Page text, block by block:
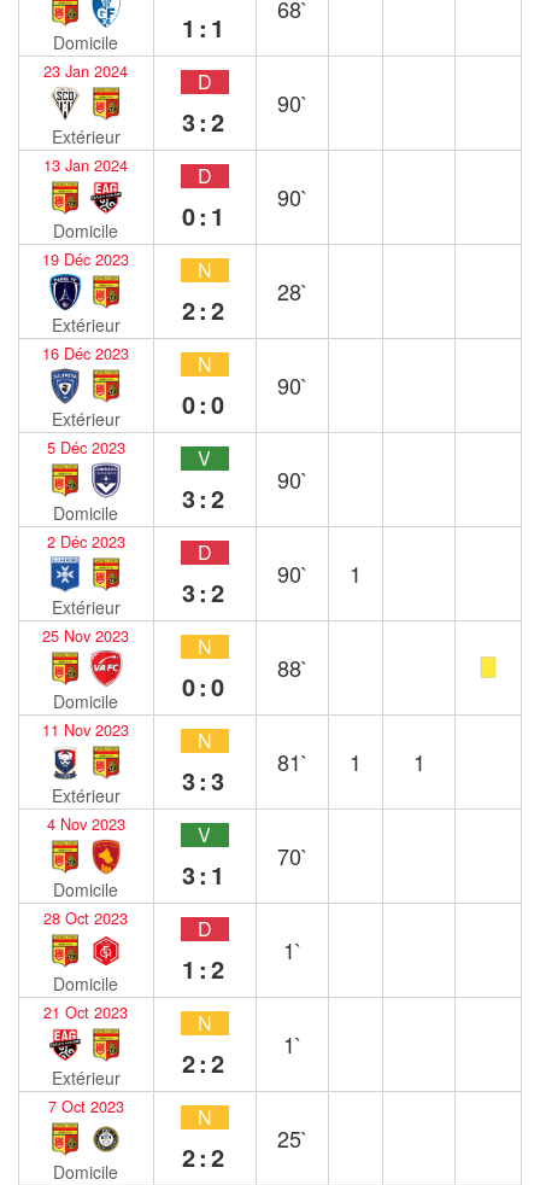
Domicile 1:1
68`
23 Jan 2024
Extérieur
D
3:2
90`
13 Jan 2024
Domicile
D
0:1
90`
19 Déc 2023
Extérieur
N
2:2
28`
16 Déc 2023
Extérieur
N
0:0
90`
5 Déc 2023
Domicile
V
3:2
90`
2 Déc 2023
Extérieur
D
3:2
90` 1
25 Nov 2023
Domicile
N
0:0
88`
11 Nov 2023
Extérieur
N
3:3
81` 1 1
4 Nov 2023
Domicile
V
3:1
70`
28 Oct 2023
Domicile
D
1:2
1`
21 Oct 2023
Extérieur
N
2:2
1`
7 Oct 2023
Domicile
N
2:2
25`